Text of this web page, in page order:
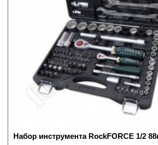
Набор инструмента RockFORCE 1/2